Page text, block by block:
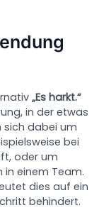
„Es harkt.“
in der etwas
sich dabei um
bei
oder um
in einem Team.
dies auf ein
behindert.